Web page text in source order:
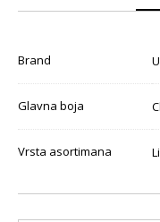
Brand
Glavna boja
Vrsta asortimana